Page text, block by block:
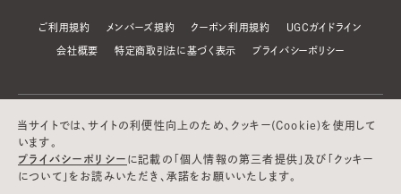
ご利用規約 メンバーズ規約 クーポン利用規約 UGCガイドライン
会社概要 特定商取引法に基づく表示 プライバシーポリシー
当サイトでは、サイトの利便性向上のため、クッキー(Cookie)を使用して
います。
プライバシーポリシー に記載の「個人情報の第三者提供」及び「クッキー
について」をお読みいただき、承諾をお願いいたします。